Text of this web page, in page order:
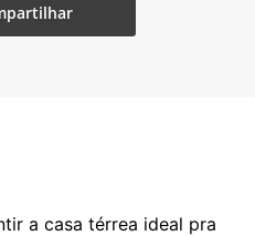
a casa térrea ideal pra